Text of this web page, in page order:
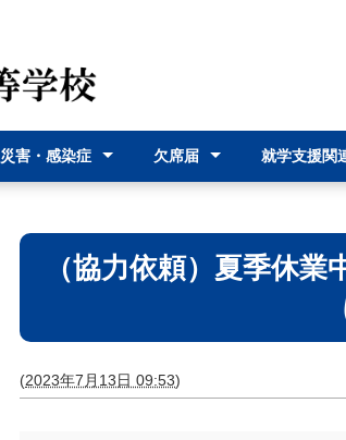
災害・感染症 欠席届 就学支援関
（協力依頼）夏季休
(2023年7月13日 09:53)